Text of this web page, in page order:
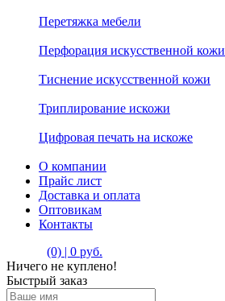
Перетяжка мебели
Перфорация искусственной кожи
Тиснение искусственной кожи
Триплирование искожи
Цифровая печать на искоже
О компании
Прайс лист
Доставка и оплата
Оптовикам
Контакты
(0) | 0 руб.
Ничего не куплено!
Быстрый заказ